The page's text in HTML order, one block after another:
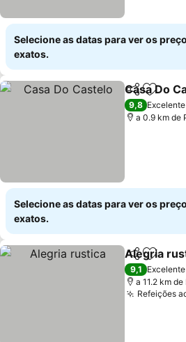
Selecione as datas para ver os
exatos.
Partilhar
Casa Do
9,8 Excelente
a 0.9 km de
Selecione as datas para ver os
exatos.
Partilhar
Alegria
9,1 Excelente
a 11.2 km
Refeições